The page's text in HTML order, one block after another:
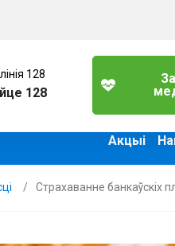
128
128
Акцыі
Страхаванне банкаўскіх